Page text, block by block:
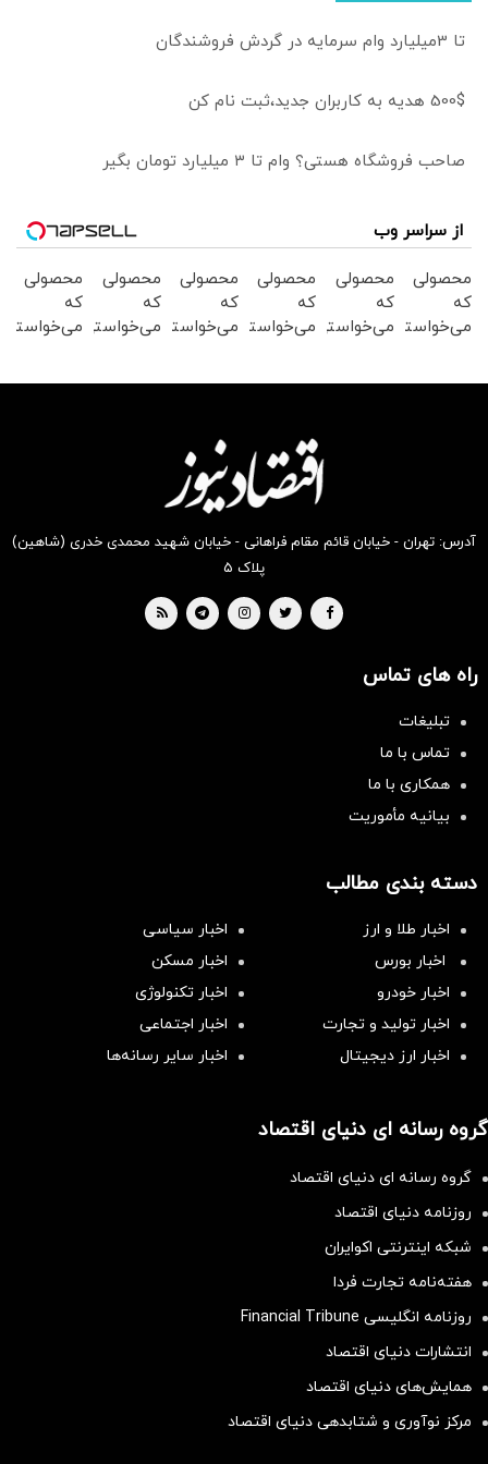
تا 3میلیارد وام سرمایه در گردش فروشندگان
500$ هدیه به کاربران جدید،ثبت نام کن
صاحب فروشگاه هستی؟ وام تا ۳ میلیارد تومان بگیر
از سراسر وب
محصولی
که
می‌خواستی
محصولی
که
می‌خواستی
محصولی
که
می‌خواستی
بخر !
محصولی
که
می‌خواستی
بخر !
محصولی
که
می‌خواستی
محصولی
که
می‌خواستی
آدرس: تهران - خیابان قائم مقام فراهانی - خیابان شهید محمدی خدری (شاهین)
پلاک ۵
راه های تماس
تبلیغات
تماس با ما
همکاری با ما
بیانیه مأموریت
دسته بندی مطالب
اخبار طلا و ارز
اخبار سیاسی
اخبار بورس
اخبار مسکن
اخبار خودرو
اخبار تکنولوژی
اخبار تولید و تجارت
اخبار اجتماعی
اخبار ارز دیجیتال
اخبار سایر رسانه‌‌ها
گروه رسانه ای دنیای اقتصاد
گروه رسانه ای دنیای اقتصاد
روزنامه دنیای اقتصاد
شبکه اینترنتی اکوایران
هفته‌نامه تجارت فردا
روزنامه انگلیسی Financial Tribune
انتشارات دنیای اقتصاد
همایش‌های دنیای اقتصاد
مرکز نوآوری و شتابدهی دنیای اقتصاد